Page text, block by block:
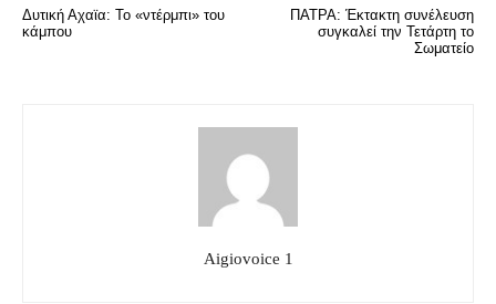
Δυτική Αχαϊα: Το «ντέρμπι» του
κάμπου
ΠΑΤΡΑ: Έκτακτη συνέλευση
συγκαλεί την Τετάρτη το
Σωματείο
Aigiovoice 1